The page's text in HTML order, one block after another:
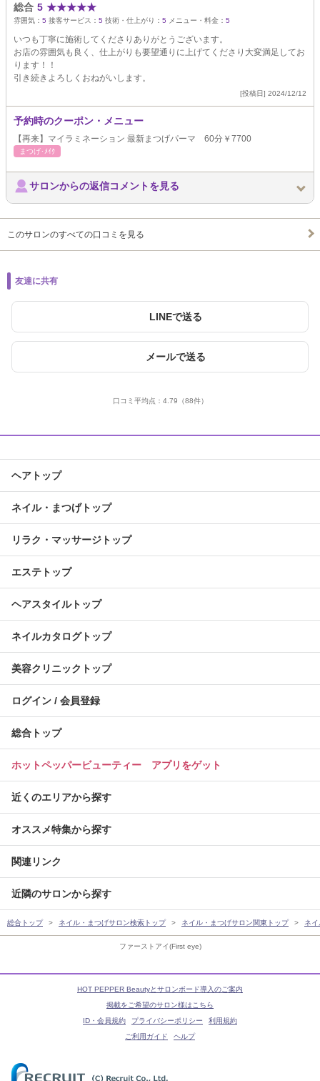
ファーストアイ(First eye)
総合 5 ★★★★★
雰囲気： 5 接客サービス： 5 技術・仕上がり： 5 メニュー・料金： 5
いつも丁寧に施術してくださりありがとうございます。
お店の雰囲気も良く、仕上がりも要望通りに上げてくださり大変満足してお
ります！！
引き続きよろしくおねがいします。
[投稿日] 2024/12/12
予約時のクーポン・メニュー
【再来】マイラミネーション 最新まつげパーマ 60分￥7700
まつげ･ﾒｲｸ
サロンからの返信コメントを見る
このサロンのすべての口コミを見る
友達に共有
LINEで送る
メールで送る
口コミ平均点： 4.79 （88件）
ヘアトップ
ネイル・まつげトップ
リラク・マッサージトップ
エステトップ
ヘアスタイルトップ
ネイルカタログトップ
美容クリニックトップ
ログイン / 会員登録
総合トップ
ホットペッパービューティー アプリをゲット
近くのエリアから探す
オススメ特集から探す
関連リンク
近隣のサロンから探す
総合トップ ネイル・まつげサロン検索トップ ネイル・まつげサロン関東トップ ネ
HOT PEPPER Beautyとサロンボード導入のご案内
掲載をご希望のサロン様はこちら
ID・会員規約
プライバシーポリシー
利用規約
ご利用ガイド
ヘルプ